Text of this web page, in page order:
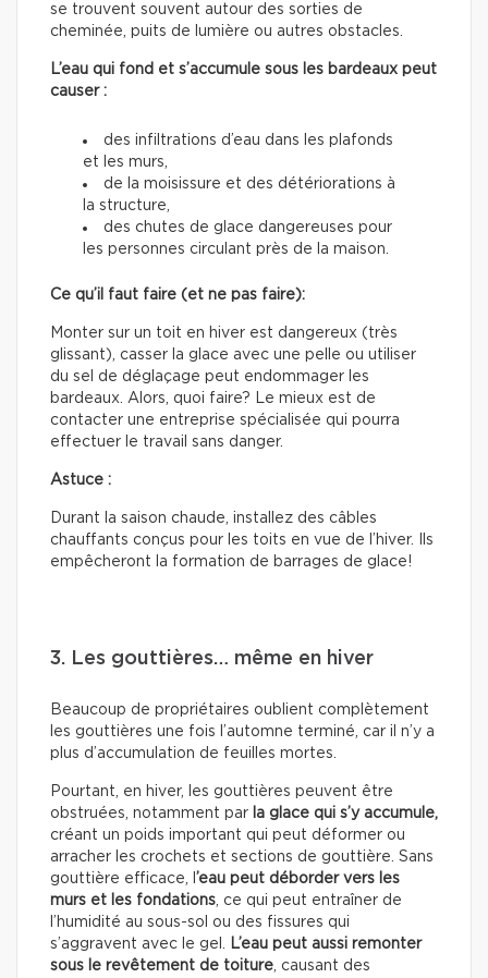
se trouvent souvent autour des sorties de
cheminée, puits de lumière ou autres obstacles.
L’eau qui fond et s’accumule sous les bardeaux peut
causer :
des infiltrations d’eau dans les plafonds
et les murs,
de la moisissure et des détériorations à
la structure,
des chutes de glace dangereuses pour
les personnes circulant près de la maison.
Ce qu’il faut faire (et ne pas faire):
Monter sur un toit en hiver est dangereux (très
glissant), casser la glace avec une pelle ou utiliser
du sel de déglaçage peut endommager les
bardeaux. Alors, quoi faire? Le mieux est de
contacter une entreprise spécialisée qui pourra
effectuer le travail sans danger.
Astuce :
Durant la saison chaude, installez des câbles
chauffants conçus pour les toits en vue de l’hiver. Ils
empêcheront la formation de barrages de glace!
3. Les gouttières… même en hiver
Beaucoup de propriétaires oublient complètement
les gouttières une fois l’automne terminé, car il n’y a
plus d’accumulation de feuilles mortes.
Pourtant, en hiver, les gouttières peuvent être
obstruées, notamment par la glace qui s’y accumule,
créant un poids important qui peut déformer ou
arracher les crochets et sections de gouttière. Sans
gouttière efficace, l ’eau peut déborder vers les
murs et les fondations, ce qui peut entraîner de
l’humidité au sous-sol ou des fissures qui
s’aggravent avec le gel. L’eau peut aussi remonter
sous le revêtement de toiture, causant des